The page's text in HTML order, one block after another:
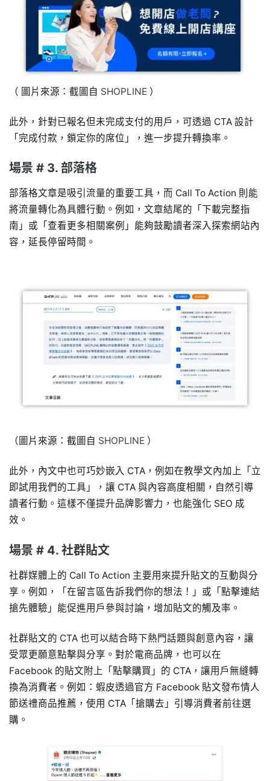
（ 圖片來源：截圖自 SHOPLINE ）
此外，針對已報名但未完成支付的用戶，可透過 CTA 設計
「完成付款，鎖定你的席位」，進一步提升轉換率。
場景 # 3. 部落格
部落格文章是吸引流量的重要工具，而 Call To Action 則能
將流量轉化為具體行動。例如，文章結尾的「下載完整指
南」或「查看更多相關案例」能夠鼓勵讀者深入探索網站內
容，延長停留時間。
（圖片來源：截圖自 SHOPLINE ）
此外，內文中也可巧妙嵌入 CTA，例如在教學文內加上「立
即試用我們的工具」，讓 CTA 與內容高度相關，自然引導
讀者行動。這樣不僅提升品牌影響力，也能強化 SEO 成
效。
場景 # 4. 社群貼文
社群媒體上的 Call To Action 主要用來提升貼文的互動與分
享。例如，「在留言區告訴我們你的想法！」或「點擊連結
搶先體驗」能促進用戶參與討論，增加貼文的觸及率。
社群貼文的 CTA 也可以結合時下熱門話題與創意內容，讓
受眾更願意點擊與分享。對於電商品牌，也可以在
Facebook 的貼文附上「點擊購買」的 CTA，讓用戶無縫轉
換為消費者。例如：蝦皮透過官方 Facebook 貼文發布情人
節送禮商品推薦，使用 CTA「搶購去」引導消費者前往選
購。